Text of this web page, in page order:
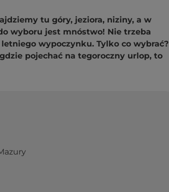
tu góry, jeziora, niziny, a w
wyboru jest mnóstwo! Nie trzeba
wypoczynku. Tylko co wybrać?
pojechać na tegoroczny urlop, to